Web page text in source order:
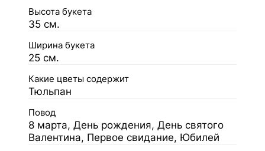
Высота букета
35 см.
Ширина букета
25 см.
Какие цветы содержит
Тюльпан
Повод
8 марта, День рождения, День святого
Валентина, Первое свидание, Юбилей